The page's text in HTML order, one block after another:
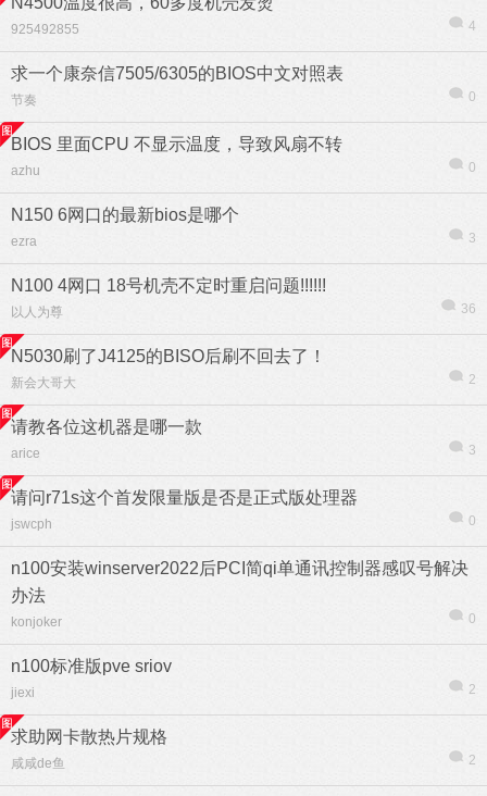
925492855 4
求一个康奈信7505/6305的BIOS中文对照表
节奏 0
BIOS 里面CPU 不显示温度，导致风扇不转
azhu 0
N150 6网口的最新bios是哪个
ezra 3
N100 4网口 18号机壳不定时重启问题!!!!!!
以人为尊 36
N5030刷了J4125的BISO后刷不回去了！
新会大哥大 2
请教各位这机器是哪一款
arice 3
请问r71s这个首发限量版是否是正式版处理器
jswcph 0
n100安装winserver2022后PCI简qi单通讯控制器感叹号解决
办法
konjoker 0
n100标准版pve sriov
jiexi 2
求助网卡散热片规格
咸咸de鱼 2